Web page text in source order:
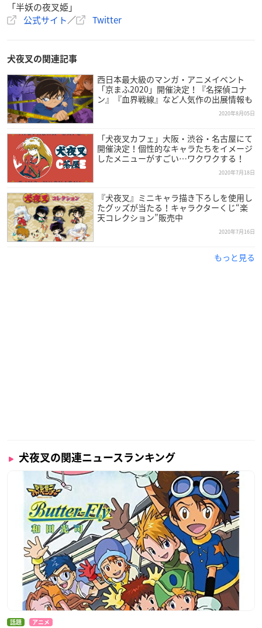
「半妖の夜叉姫」
公式サイト／ Twitter
犬夜叉の関連記事
西日本最大級のマンガ・アニメイベント
「京まふ2020」開催決定！『名探偵コナ
ン』『血界戦線』など人気作の出展情報も
2020年8月05日
「犬夜叉カフェ」大阪・渋谷・名古屋にて
開催決定！個性的なキャラたちをイメージ
したメニューがすごい…ワクワクする！
2020年7月18日
『犬夜叉』ミニキャラ描き下ろしを使用し
たグッズが当たる！キャラクターくじ“楽
天コレクション”販売中
2020年7月16日
もっと見る
犬夜叉の関連ニュースランキング
話題 アニメ